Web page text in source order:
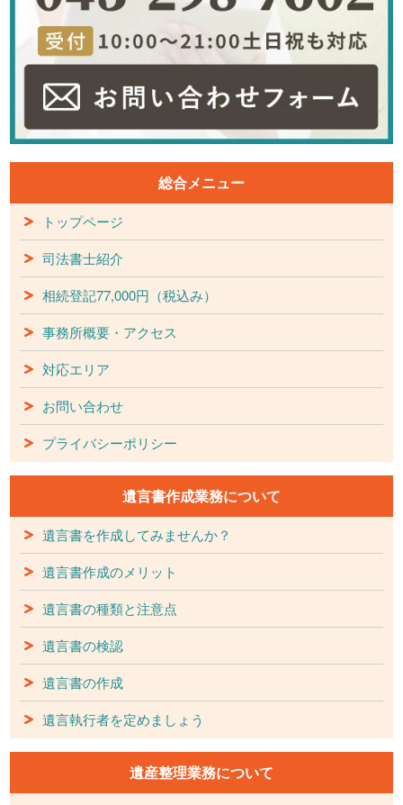
総合メニュー
トップページ
司法書士紹介
相続登記77,000円（税込み）
事務所概要・アクセス
対応エリア
お問い合わせ
プライバシーポリシー
遺言書作成業務について
遺言書を作成してみませんか？
遺言書作成のメリット
遺言書の種類と注意点
遺言書の検認
遺言書の作成
遺言執行者を定めましょう
遺産整理業務について